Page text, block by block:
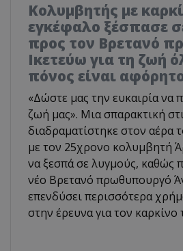
Κολυμβητής με
εγκέφαλο ξέσπασε
προς τον Βρετανό
Ικετεύω για τη ζωή
πόνος είναι
«Δώστε μας την ευκαιρία να
ζωή μας». Μια σπαρακτική
διαδραματίστηκε στον αέρα
με τον 25χρονο κολυμβητή
να ξεσπά σε λυγμούς, καθώς
νέο Βρετανό πρωθυπουργό
επενδύσει περισσότερα
στην έρευνα για τον καρκίνο